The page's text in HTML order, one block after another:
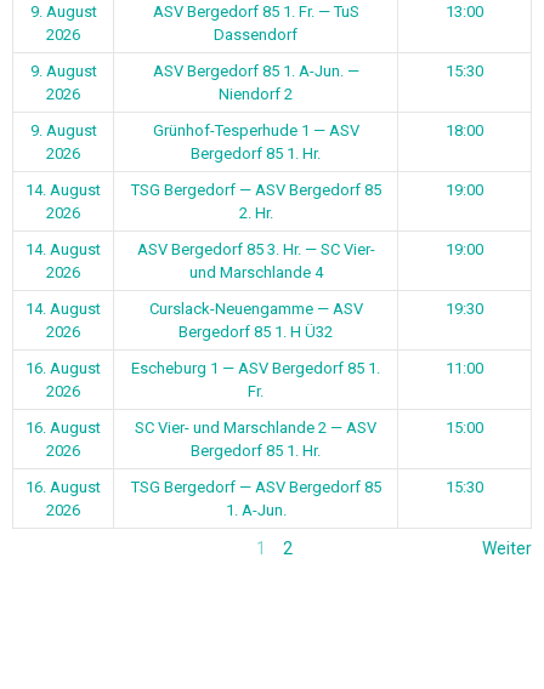
9. August
2026
ASV Bergedorf 85 1. Fr. — TuS
Dassendorf
13:00
9. August
2026
ASV Bergedorf 85 1. A-Jun. —
Niendorf 2
15:30
9. August
2026
Grünhof-Tesperhude 1 — ASV
Bergedorf 85 1. Hr.
18:00
14. August
2026
TSG Bergedorf — ASV Bergedorf 85
2. Hr.
19:00
14. August
2026
ASV Bergedorf 85 3. Hr. — SC Vier-
und Marschlande 4
19:00
14. August
2026
Curslack-Neuengamme — ASV
Bergedorf 85 1. H Ü32
19:30
16. August
2026
Escheburg 1 — ASV Bergedorf 85 1.
Fr.
11:00
16. August
2026
SC Vier- und Marschlande 2 — ASV
Bergedorf 85 1. Hr.
15:00
16. August
2026
TSG Bergedorf — ASV Bergedorf 85
1. A-Jun.
15:30
1 2 Weiter